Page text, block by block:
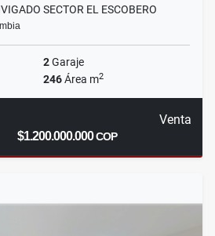
SECTOR EL ESCOBERO
2Garaje
246Área m2
Venta
$1.200.000.000COP